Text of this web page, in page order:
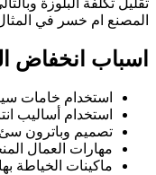
المصنع ام خسر في
اسباب انخفاض
استخدام خامات
استخدام أساليب
تصميم وباترون
مهارات العمال
ماكينات الخياطة